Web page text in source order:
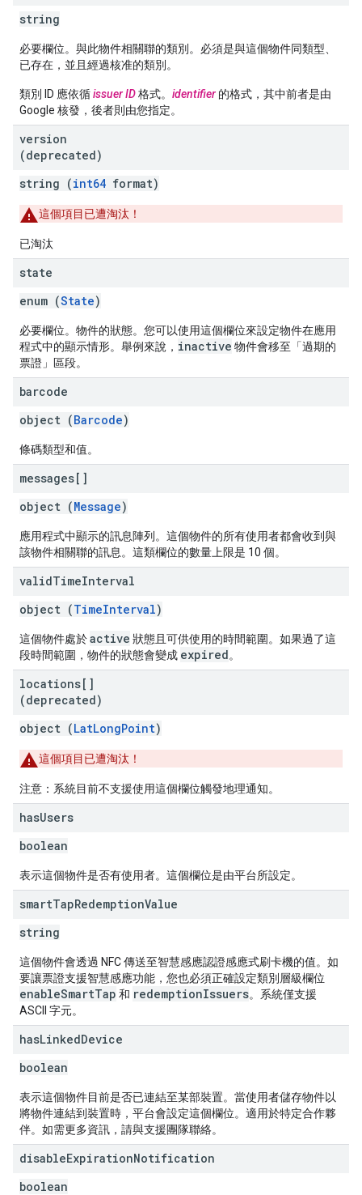
string
必要欄位。與此物件相關聯的類別。必須是與這個物件同類型、
已存在，並且經過核准的類別。
類別 ID 應依循issuer ID格式。 identifier 的格式，其中前者是由
Google 核發，後者則由您指定。
version
(deprecated)
string (int64 format)
這個項目已遭淘汰！
已淘汰
state
enum (State)
必要欄位。物件的狀態。您可以使用這個欄位來設定物件在應用
程式中的顯示情形。舉例來說， inactive 物件會移至「過期的
票證」區段。
barcode
object (Barcode)
條碼類型和值。
messages[]
object (Message)
應用程式中顯示的訊息陣列。這個物件的所有使用者都會收到與
該物件相關聯的訊息。這類欄位的數量上限是 10 個。
validTimeInterval
object (TimeInterval)
這個物件處於active 狀態且可供使用的時間範圍。如果過了這
段時間範圍，物件的狀態會變成 expired。
locations[]
(deprecated)
object (LatLongPoint)
這個項目已遭淘汰！
注意：系統目前不支援使用這個欄位觸發地理通知。
hasUsers
boolean
表示這個物件是否有使用者。這個欄位是由平台所設定。
smartTapRedemptionValue
string
這個物件會透過 NFC 傳送至智慧感應認證感應式刷卡機的值。如
要讓票證支援智慧感應功能，您也必須正確設定類別層級欄位
enableSmartTap 和 redemptionIssuers。系統僅支援
ASCII 字元。
hasLinkedDevice
boolean
表示這個物件目前是否已連結至某部裝置。當使用者儲存物件以
將物件連結到裝置時，平台會設定這個欄位。適用於特定合作夥
伴。如需更多資訊，請與支援團隊聯絡。
disableExpirationNotification
boolean